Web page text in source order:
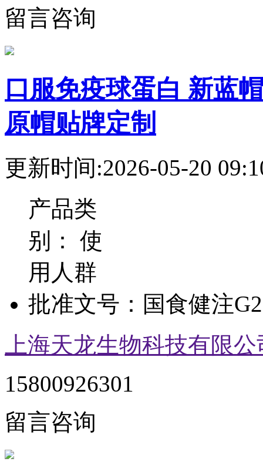
留言咨询
口服免疫球蛋白 新蓝
原帽贴牌定制
更新时间:2026-05-20
产品类
别： 使
用人群
批准文号： 国食健注
上海天龙生物科技有限公
15800926301
留言咨询